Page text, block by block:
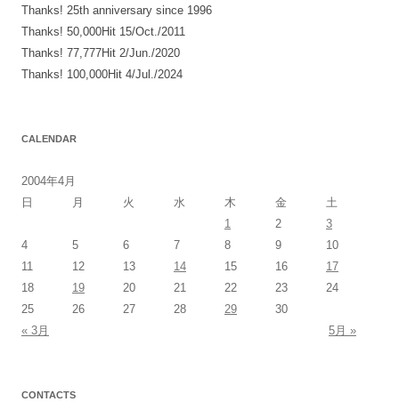
ン
Thanks! 25th anniversary since 1996
Thanks! 50,000Hit 15/Oct./2011
Thanks! 77,777Hit 2/Jun./2020
Thanks! 100,000Hit 4/Jul./2024
CALENDAR
2004年4月
日
月 火 水 木 金
土
1
2
3
4
5 6 7 8 9
10
11
12 13 14 15 16
17
18
19 20 21 22 23
24
25
26 27 28 29
30
« 3月
5月 »
CONTACTS